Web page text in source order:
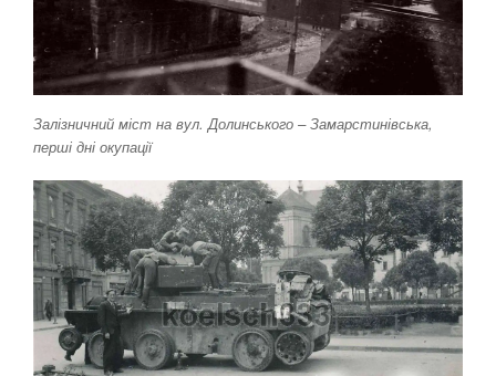
Залізничний міст на вул. Долинського – Замарстинівська,
перші дні окупації